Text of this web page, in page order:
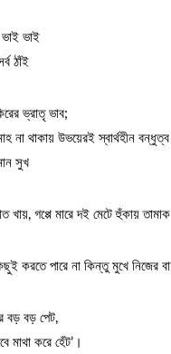
ভাই ভাই
ঠাঁই
ভ্রাতৃ ভাব;
না থাকায় উভয়েরই স্বার্থহীন
সুখ
খায়, গপ্পে মারে দই মেটে হুঁকায়
করতে পারে না কিন্তু মুখে নিজের
বড় বড় পেট,
মাথা করে হেঁট’।